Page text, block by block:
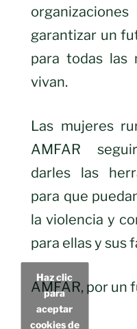
garantizar un
para todas las
vivan.
Las mujeres
AMFAR
darles las
para que
la violencia y
para ellas y sus
AMFAR, por un
Haz clic
para
aceptar
cookies de